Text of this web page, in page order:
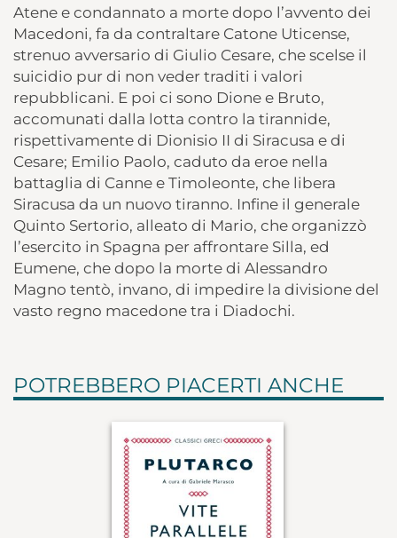
Atene e condannato a morte dopo l’avvento dei
Macedoni, fa da contraltare Catone Uticense,
strenuo avversario di Giulio Cesare, che scelse il
suicidio pur di non veder traditi i valori
repubblicani. E poi ci sono Dione e Bruto,
accomunati dalla lotta contro la tirannide,
rispettivamente di Dionisio II di Siracusa e di
Cesare; Emilio Paolo, caduto da eroe nella
battaglia di Canne e Timoleonte, che libera
Siracusa da un nuovo tiranno. Infine il generale
Quinto Sertorio, alleato di Mario, che organizzò
l’esercito in Spagna per affrontare Silla, ed
Eumene, che dopo la morte di Alessandro
Magno tentò, invano, di impedire la divisione del
vasto regno macedone tra i Diadochi.
POTREBBERO PIACERTI ANCHE